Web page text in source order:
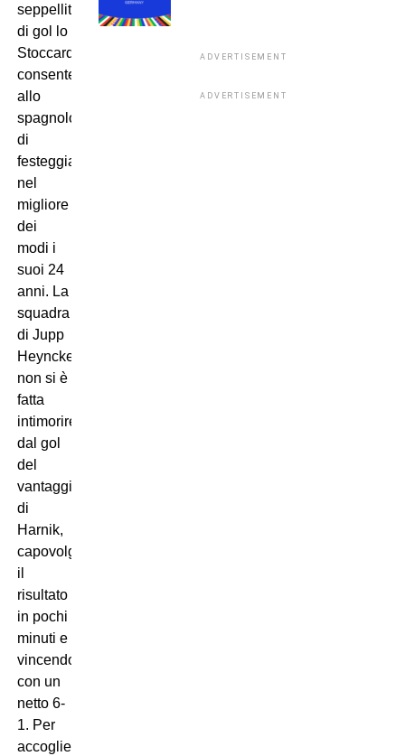
seppellito
di gol lo
Stoccarda,
consentendo
allo
spagnolo
di
festeggiare
nel
migliore
dei
modi i
suoi 24
anni. La
squadra
di Jupp
Heynckes
non si è
fatta
intimorire
dal gol
del
vantaggio
di
Harnik,
capovolgendo
il
risultato
in pochi
minuti e
vincendo
con un
netto 6-
1. Per
accogliere
ADVERTISEMENT
ADVERTISEMENT